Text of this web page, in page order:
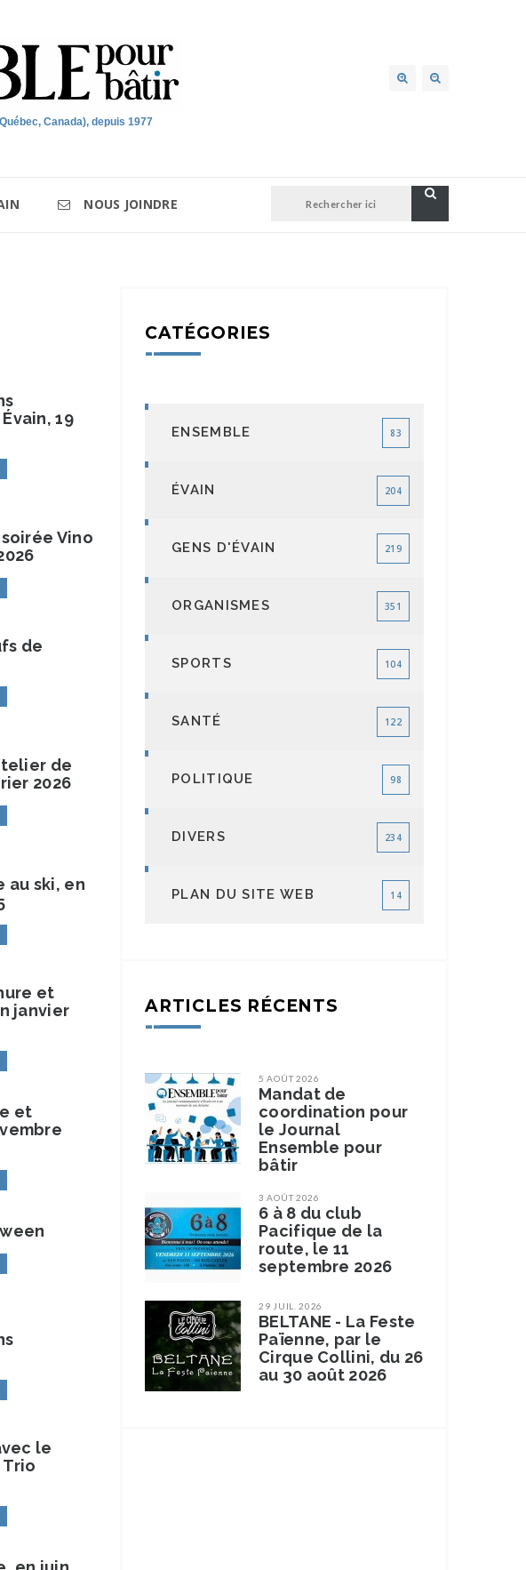
Canada), depuis 1977
NOUS JOINDRE
19
Vino
de
de
2026
au ski, en
et
janvier
et
le
CATÉGORIES
ENSEMBLE 83
ÉVAIN 204
GENS D'ÉVAIN 219
ORGANISMES 351
SPORTS 104
SANTÉ 122
POLITIQUE 98
DIVERS 234
PLAN DU SITE WEB 14
ARTICLES RÉCENTS
5 AOÛT 2026
Mandat de
coordination pour
le Journal
Ensemble pour
bâtir
3 AOÛT 2026
6 à 8 du club
Pacifique de la
route, le 11
septembre 2026
29 JUIL. 2026
BELTANE - La Feste
Païenne, par le
Cirque Collini, du 26
au 30 août 2026